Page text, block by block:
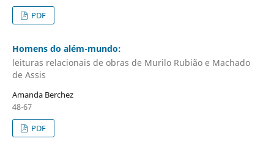
PDF
Homens do além-mundo:
leituras relacionais de obras de Murilo Rubião e Machado
de Assis
Amanda Berchez
48-67
PDF